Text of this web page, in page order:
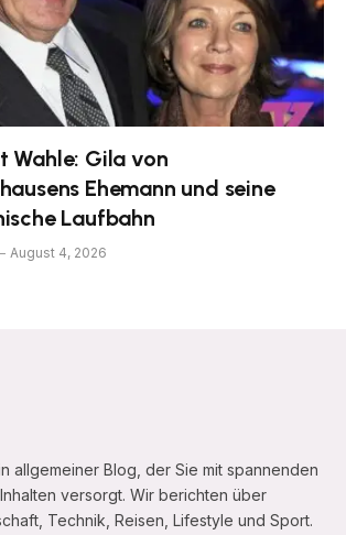
Wahle: Gila von
Ehemann und seine
Laufbahn
August 4, 2026
allgemeiner Blog, der Sie mit spannenden
versorgt. Wir berichten über
Technik, Reisen, Lifestyle und Sport.